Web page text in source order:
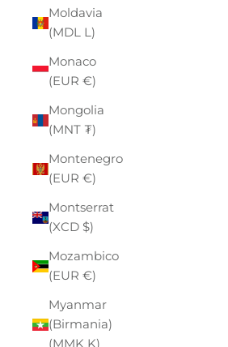
Moldavia
(MDL L)
Monaco
(EUR €)
Mongolia
(MNT ₮)
Montenegro
(EUR €)
Montserrat
(XCD $)
Mozambico
(EUR €)
Myanmar
(Birmania)
(MMK K)